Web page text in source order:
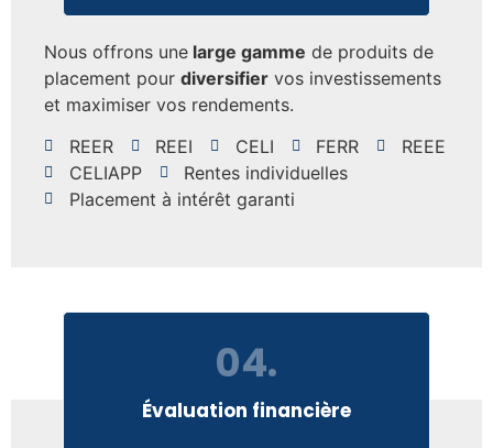
Nous offrons une large gamme de produits de
placement pour diversifier vos investissements
et maximiser vos rendements.
REER
REEI CELI FERR
REEE
CELIAPP
Rentes individuelles
Placement à intérêt garanti
04.
Évaluation financière